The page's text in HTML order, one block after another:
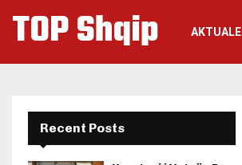
TOP Shqip AKTUALE
Recent Posts